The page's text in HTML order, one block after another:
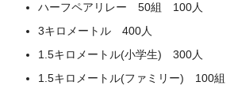
ハーフペアリレー 50組 100人
3キロメートル 400人
1.5キロメートル(小学生) 300人
1.5キロメートル(ファミリー) 100組